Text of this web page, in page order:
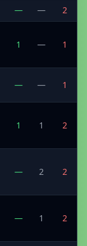
— — 2
1 — 1
— — 1
1 1 2
— 2 2
— 1 2